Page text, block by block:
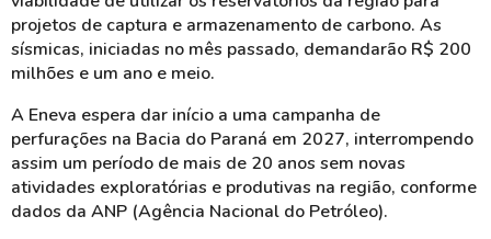
projetos de captura e armazenamento de carbono. As
sísmicas, iniciadas no mês passado, demandarão R$ 200
milhões e um ano e meio.
A Eneva espera dar início a uma campanha de
perfurações na Bacia do Paraná em 2027, interrompendo
assim um período de mais de 20 anos sem novas
atividades exploratórias e produtivas na região, conforme
dados da ANP (Agência Nacional do Petróleo).